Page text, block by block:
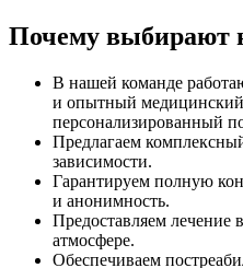
Почему выбирают
В нашей команде
и опытный медицинский
персонализированный
Предлагаем
зависимости.
Гарантируем полную
и анонимность.
Предоставляем лечение
атмосфере.
Обеспечиваем